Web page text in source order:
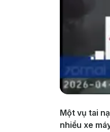
Một vụ tai
nhiều xe